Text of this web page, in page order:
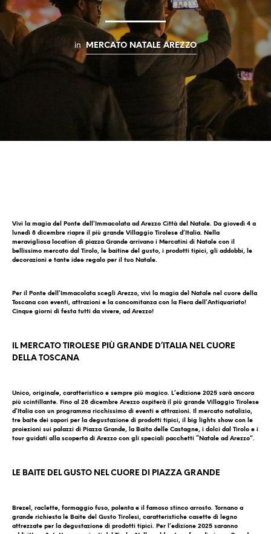
in MERCATO NATALE AREZZO
Vivi la magia del Ponte dell’Immacolata ad Arezzo Città del Natale. Da giovedì 4 a
lunedì 8 dicembre riapre il più grande Villaggio Tirolese d’Italia. Nella
meravigliosa location di piazza Grande arrivano i Mercatini di Natale con il
bellissimo mercato dal Tirolo, le baitine del gusto, i prodotti tipici, gli addobbi, le
decorazioni e tante idee regalo per il tuo Natale.
Per il Ponte dell’Immacolata scegli Arezzo, vivi la magia del Natale nel cuore della
Toscana con eventi, attrazioni e la concomitanza con la Fiera dell’Antiquariato!
Cinque giorni di festa tutti da vivere, ad Arezzo!
L MERCATO TIROLESE PIÙ GRANDE D’ITALIA NEL CUORE
DELLA TOSCANA
Unico, originale, caratteristico e sempre più magico. L’edizione 2025 sarà ancora
più scintillante. Fino al 28 dicembre Arezzo ospiterà il più grande Villaggio Tirolese
d’Italia con un programma ricchissimo di eventi e attrazioni. Il mercato natalizio,
tre baite dei sapori per la degustazione di prodotti tipici, il big lights show con le
proiezioni sui palazzi di Piazza Grande, la Baita delle Castagne, i dolci dal Tirolo e i
tour guidati alla scoperta di Arezzo con gli speciali pacchetti “Natale ad Arezzo”.
LE BAITE DEL GUSTO NEL CUORE DI PIAZZA GRANDE
Brezel, raclette, formaggio fuso, polenta e il famoso stinco arrosto. Tornano a
grande richiesta le Baite del Gusto Tirolesi, caratteristiche casette di legno
attrezzate per la degustazione di prodotti tipici. Per l’edizione 2025 saranno